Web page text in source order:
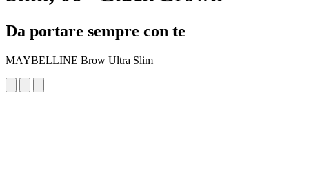
Da portare sempre con te
MAYBELLINE Brow Ultra Slim